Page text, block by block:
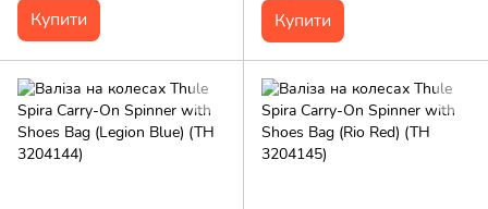
Купити Купити